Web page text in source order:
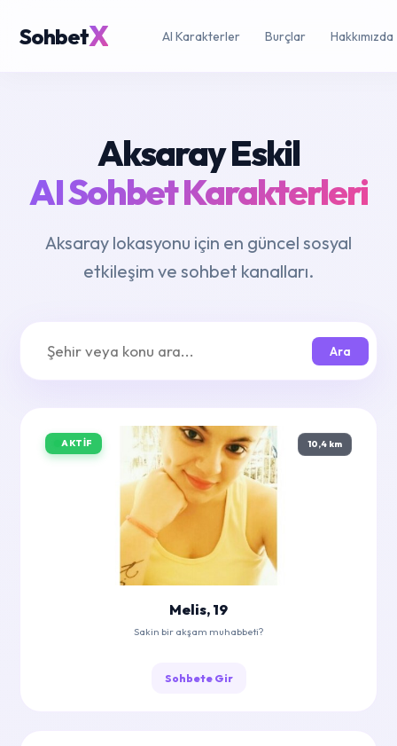
SohbetX AI Karakterler Burçlar Hakkımızda
Aksaray Eskil
AI Sohbet Karakterleri
Aksaray lokasyonu için en güncel sosyal
etkileşim ve sohbet kanalları.
Ara
AKTIF 10,4 km
Melis, 19
Sakin bir akşam muhabbeti?
Sohbete Gir